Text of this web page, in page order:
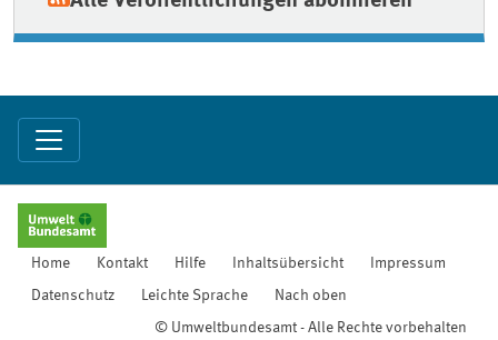
Home Kontakt Hilfe Inhaltsübersicht Impressum
Datenschutz Leichte Sprache Nach oben
© Umweltbundesamt - Alle Rechte vorbehalten